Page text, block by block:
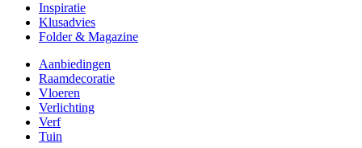
Inspiratie
Klusadvies
Folder & Magazine
Aanbiedingen
Raamdecoratie
Vloeren
Verlichting
Verf
Tuin